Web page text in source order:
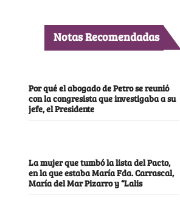
Notas Recomendadas
Por qué el abogado de Petro se reunió
con la congresista que investigaba a su
jefe, el Presidente
La mujer que tumbó la lista del Pacto,
en la que estaba María Fda. Carrascal,
María del Mar Pizarro y “Lalis